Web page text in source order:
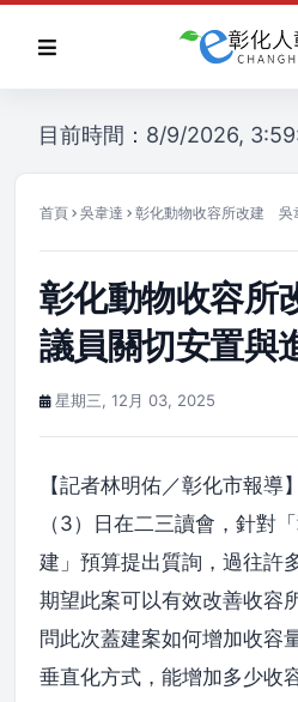
目前時間：8/9/2026,
首頁 吳韋達 彰化動物收容所改建 吳
彰化動物收容
議員關切安置與
星期三, 12月 03, 2025
【記者林明佑／彰化市報導
（3）日在二三讀會，針對
建」預算提出質詢，過往許
期望此案可以有效改善收容
問此次蓋建案如何增加收容
垂直化方式，能增加多少收